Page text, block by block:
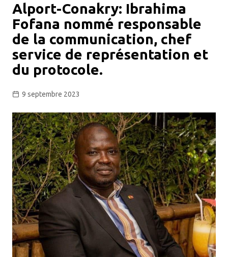
Alport-Conakry: Ibrahima
Fofana nommé responsable
de la communication, chef
service de représentation et
du protocole.
9 septembre 2023